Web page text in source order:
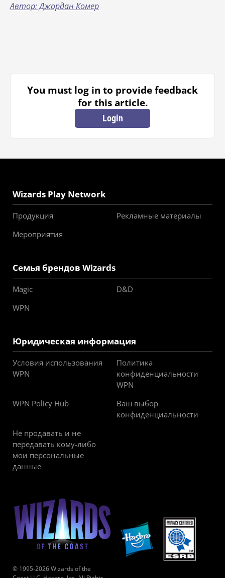
Автор: Джордан Комер
You must log in to provide feedback
for this article.
Login
Wizards Play Network
Продукция
Рекламные материалы
Мероприятия
Семья брендов Wizards
Magic
D&D
WPN
Юридическая информация
Условия использования
WPN
Политика
конфиденциальности
WPN
WPN Policy Hub
Ваш выбор
конфиденциальности
Не продавать и не
передавать кому-либо
мои персональные
данные
© 1995-2026 Wizards of the